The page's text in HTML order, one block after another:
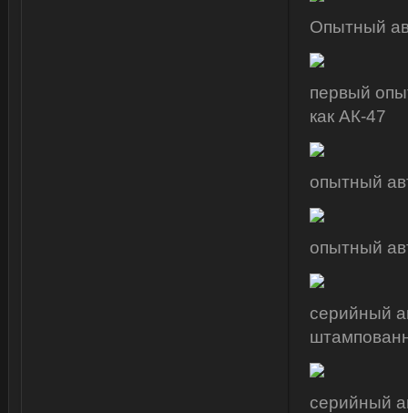
Опытный
первый
как АК-47
опытный
опытный
серийный
серийный